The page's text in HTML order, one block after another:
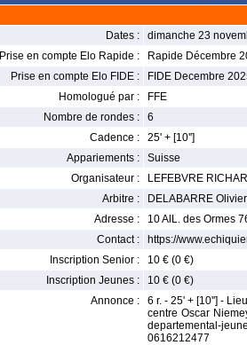
Dates :
dimanche 23
Prise en compte Elo Rapide :
Rapide Décembre
Prise en compte Elo FIDE :
FIDE Decembre
Homologué par :
FFE
Nombre de rondes :
6
Cadence :
25' + [10'']
Appariements :
Suisse
Organisateur :
LEFEBVRE
Arbitre :
DELABARRE Olivier
Adresse :
10 AlL. des Ormes
Contact :
https://
Inscription Senior :
10 € (0 €)
Inscription Jeunes :
10 € (0 €)
Annonce :
6 r. - 25' + [10''] -
centre Oscar
departemental-
0616212477